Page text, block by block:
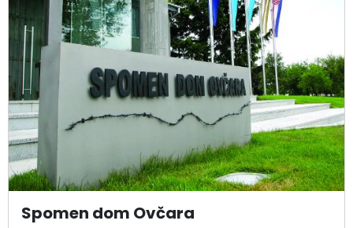
Spomen dom Ovčara